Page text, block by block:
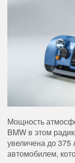
Мощность
BMW в этом
увеличена до
автомобилем,